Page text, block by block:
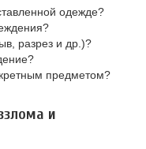
одежде?
разрез и др.)?
предметом?
и